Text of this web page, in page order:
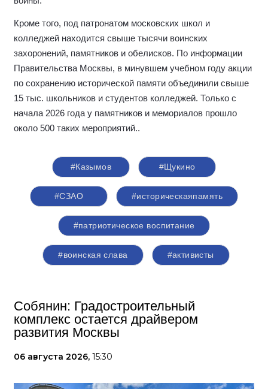
Кроме того, под патронатом московских школ и
колледжей находится свыше тысячи воинских
захоронений, памятников и обелисков. По информации
Правительства Москвы, в минувшем учебном году акции
по сохранению исторической памяти объединили свыше
15 тыс. школьников и студентов колледжей. Только с
начала 2026 года у памятников и мемориалов прошло
около 500 таких мероприятий..
#Казымов #Щукино
#СЗАО #историческаяпамять
#патриотическое воспитание
#воинская слава #активисты
Собянин: Градостроительный
комплекс остается драйвером
развития Москвы
06 августа 2026, 15:30